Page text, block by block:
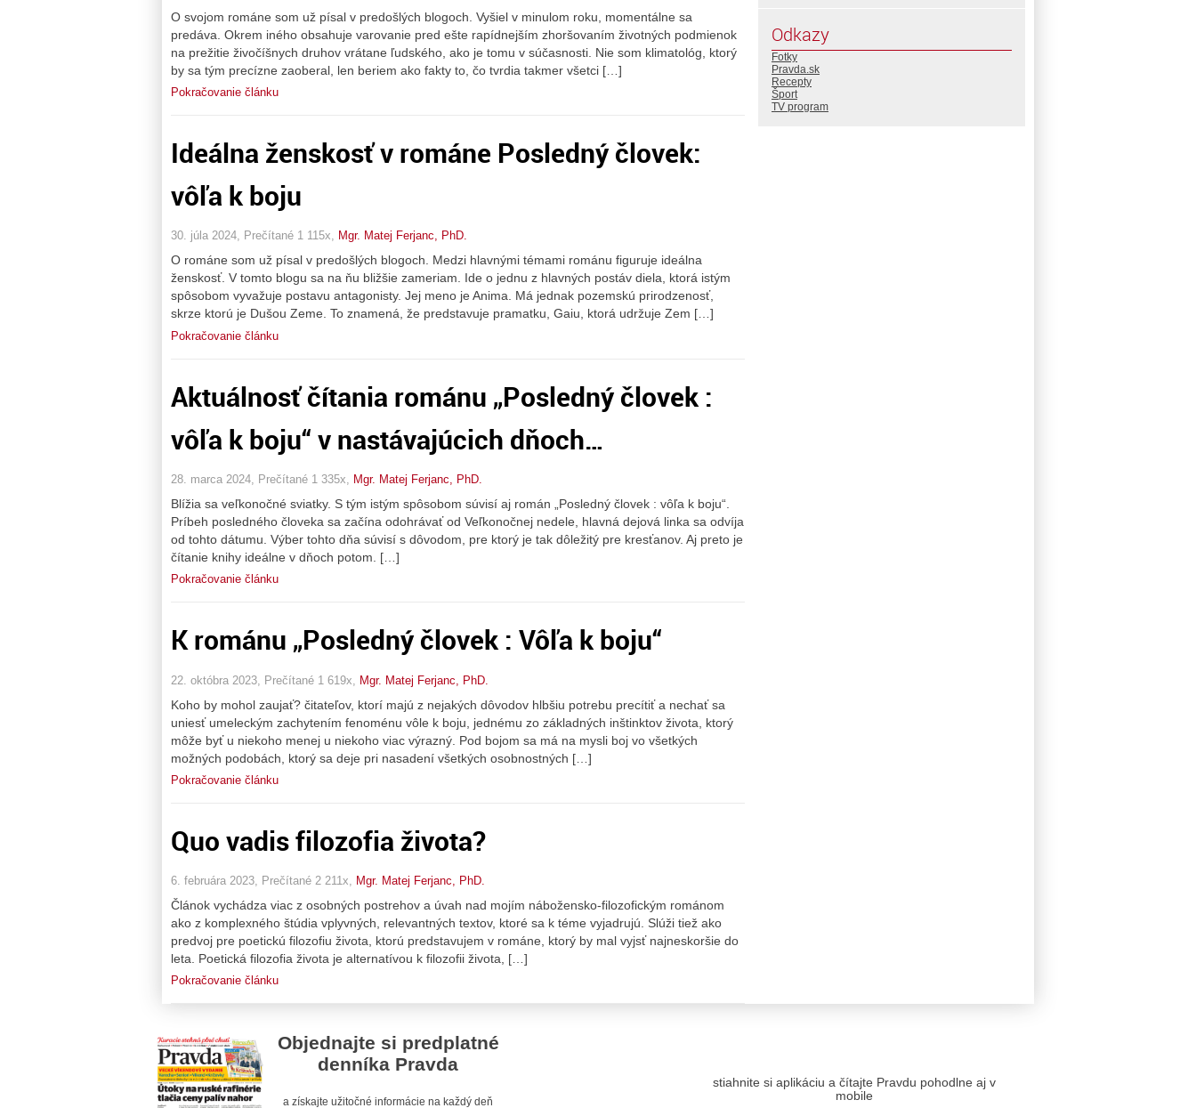
O svojom románe som už písal v predošlých blogoch. Vyšiel v minulom roku, momentálne sa
predáva. Okrem iného obsahuje varovanie pred ešte rapídnejším zhoršovaním životných podmienok
na prežitie živočíšnych druhov vrátane ľudského, ako je tomu v súčasnosti. Nie som klimatológ, ktorý
by sa tým precízne zaoberal, len beriem ako fakty to, čo tvrdia takmer všetci […]
Pokračovanie článku
Ideálna ženskosť v románe Posledný človek:
vôľa k boju
30. júla 2024, Prečítané 1 115x, Mgr. Matej Ferjanc, PhD.
O románe som už písal v predošlých blogoch. Medzi hlavnými témami románu figuruje ideálna
ženskosť. V tomto blogu sa na ňu bližšie zameriam. Ide o jednu z hlavných postáv diela, ktorá istým
spôsobom vyvažuje postavu antagonisty. Jej meno je Anima. Má jednak pozemskú prirodzenosť,
skrze ktorú je Dušou Zeme. To znamená, že predstavuje pramatku, Gaiu, ktorá udržuje Zem […]
Pokračovanie článku
Aktuálnosť čítania románu „Posledný človek :
vôľa k boju“ v nastávajúcich dňoch…
28. marca 2024, Prečítané 1 335x, Mgr. Matej Ferjanc, PhD.
Blížia sa veľkonočné sviatky. S tým istým spôsobom súvisí aj román „Posledný človek : vôľa k boju“.
Príbeh posledného človeka sa začína odohrávať od Veľkonočnej nedele, hlavná dejová linka sa odvíja
od tohto dátumu. Výber tohto dňa súvisí s dôvodom, pre ktorý je tak dôležitý pre kresťanov. Aj preto je
čítanie knihy ideálne v dňoch potom. […]
Pokračovanie článku
K románu „Posledný človek : Vôľa k boju“
22. októbra 2023, Prečítané 1 619x, Mgr. Matej Ferjanc, PhD.
Koho by mohol zaujať? čitateľov, ktorí majú z nejakých dôvodov hlbšiu potrebu precítiť a nechať sa
uniesť umeleckým zachytením fenoménu vôle k boju, jednému zo základných inštinktov života, ktorý
môže byť u niekoho menej u niekoho viac výrazný. Pod bojom sa má na mysli boj vo všetkých
možných podobách, ktorý sa deje pri nasadení všetkých osobnostných […]
Pokračovanie článku
Quo vadis filozofia života?
6. februára 2023, Prečítané 2 211x, Mgr. Matej Ferjanc, PhD.
Článok vychádza viac z osobných postrehov a úvah nad mojím nábožensko-filozofickým románom
ako z komplexného štúdia vplyvných, relevantných textov, ktoré sa k téme vyjadrujú. Slúži tiež ako
predvoj pre poetickú filozofiu života, ktorú predstavujem v románe, ktorý by mal vyjsť najneskoršie do
leta. Poetická filozofia života je alternatívou k filozofii života, […]
Pokračovanie článku
Odkazy
Fotky
Pravda.sk
Recepty
Šport
TV program
Objednajte si predplatné
denníka Pravda
a získajte užitočné informácie na každý deň
stiahnite si aplikáciu a čítajte Pravdu pohodlne aj v
mobile